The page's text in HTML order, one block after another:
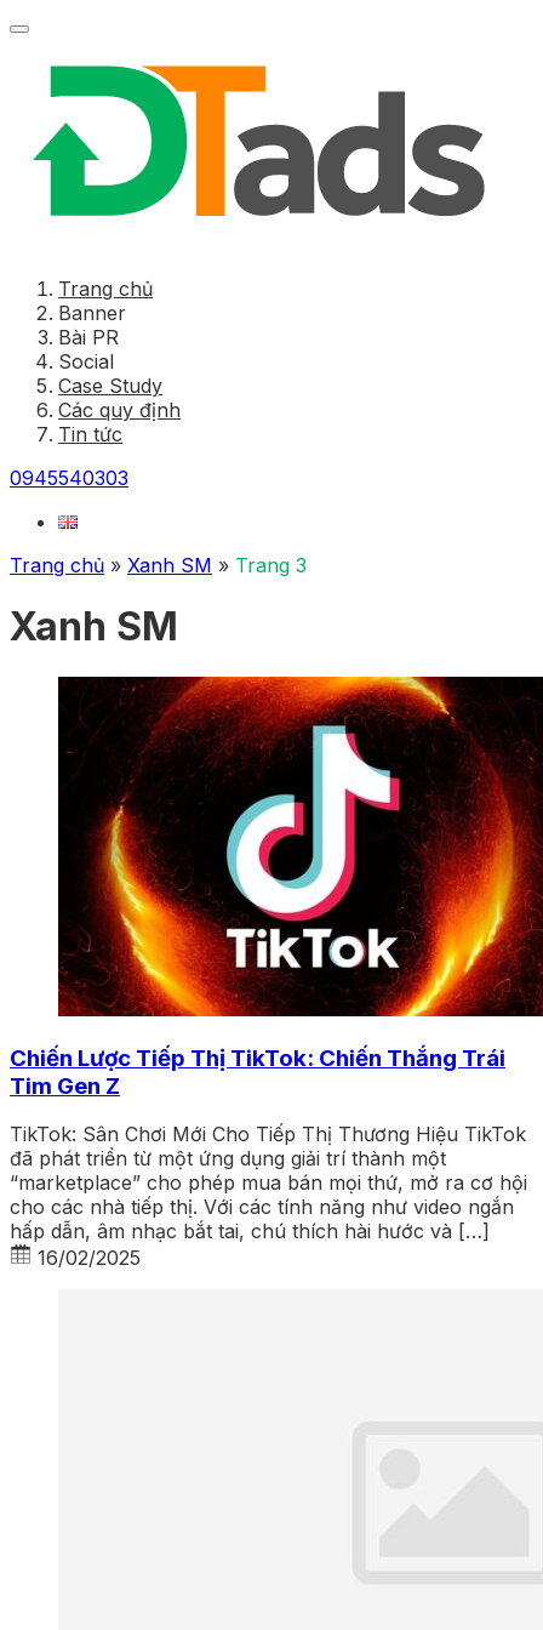
Trang chủ
Banner
Bài PR
Social
Case Study
Các quy định
Tin tức
0945540303
Trang chủ » Xanh SM » Trang 3
Xanh SM
Chiến Lược Tiếp Thị TikTok: Chiến Thắng Trái
Tim Gen Z
TikTok: Sân Chơi Mới Cho Tiếp Thị Thương Hiệu TikTok
đã phát triển từ một ứng dụng giải trí thành một
“marketplace” cho phép mua bán mọi thứ, mở ra cơ hội
cho các nhà tiếp thị. Với các tính năng như video ngắn
hấp dẫn, âm nhạc bắt tai, chú thích hài hước và […]
16/02/2025